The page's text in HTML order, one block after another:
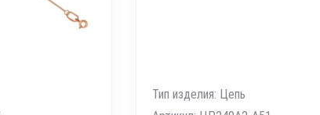
Тип изделия: Цепь